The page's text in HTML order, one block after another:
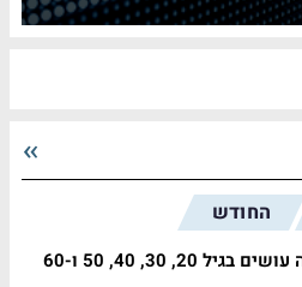
החודש
20, 30, 40, 50 ו-60